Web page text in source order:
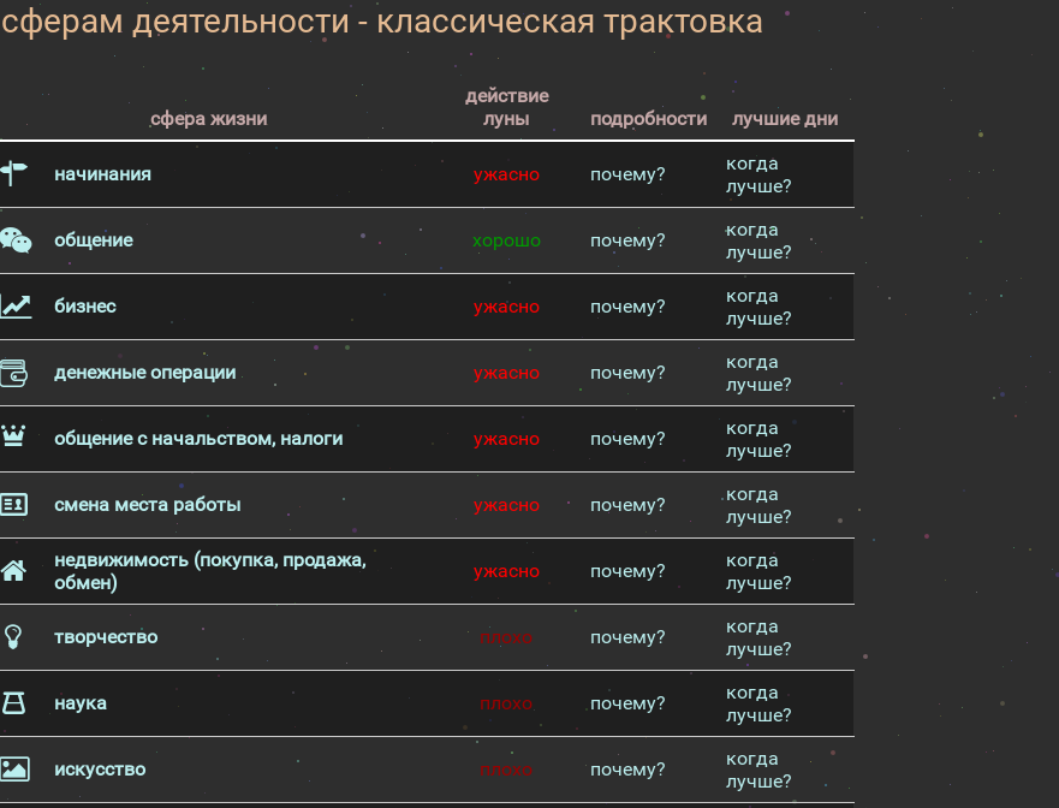
сферам деятельности - классическая трактовка
сфера жизни
действие
луны
подробности лучшие дни
начинания ужасно почему?
когда
лучше?
общение хорошо почему?
когда
лучше?
бизнес ужасно почему?
когда
лучше?
денежные операции ужасно почему?
когда
лучше?
общение с начальством, налоги ужасно почему?
когда
лучше?
смена места работы ужасно почему?
когда
лучше?
недвижимость (покупка, продажа,
обмен)
ужасно почему?
когда
лучше?
творчество плохо почему?
когда
лучше?
наука плохо почему?
когда
лучше?
искусство плохо почему?
когда
лучше?